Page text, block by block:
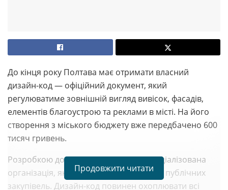
До кінця року Полтава має отримати власний
дизайн-код — офіційний документ, який
регулюватиме зовнішній вигляд вивісок, фасадів,
елементів благоустрою та реклами в місті. На його
створення з міського бюджету вже передбачено 600
тисяч гривень.
Розробкою документа займається спеціалізована
організація, яку оберуть через систему публічних
закупівель. Дизайн-код повинен охоплювати всі
Продовжити читати